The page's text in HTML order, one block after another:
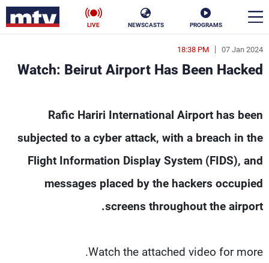
PROGRAMS
NEWSCASTS
LIVE
07 Jan 2024
18:38 PM
Watch: Beirut Airport Has Been Hacked
Rafic Hariri International Airport has been
subjected to a cyber attack, with a breach in the
Flight Information Display System (FIDS), and
messages placed by the hackers occupied
screens throughout the airport.
Watch the attached video for more.
en
الأخبار
سياسة ناس
إقتصاد فن
منوعات رياضة
البرامج